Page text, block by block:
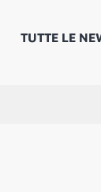
TUTTE LE